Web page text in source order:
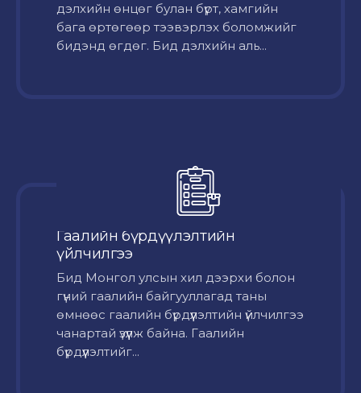
дэлхийн өнцөг булан бүрт, хамгийн
бага өртөгөөр тээвэрлэх боломжийг
бидэнд өгдөг. Бид дэлхийн аль...
Гаалийн бүрдүүлэлтийн
үйлчилгээ
Бид Монгол улсын хил дээрхи болон
гүний гаалийн байгууллагад таны
өмнөөс гаалийн бүрдүүлэлтийн үйлчилгээ
чанартай үзүүлж байна. Гаалийн
бүрдүүлэлтийг...